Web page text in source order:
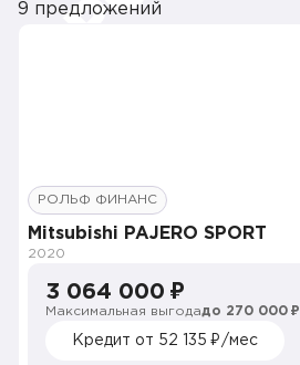
9 предложений
РОЛЬФ ФИНАНС
Mitsubishi PAJERO SPORT
2020
3 064 000 ₽
Максимальная выгодадо 270 000 ₽
Кредит от 52 135 ₽/мес